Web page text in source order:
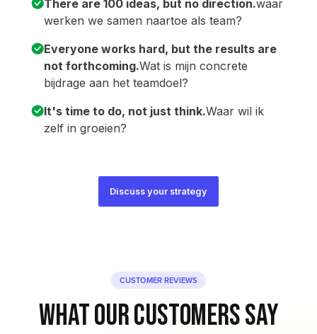
There are 100 ideas, but no direction.waar
werken we samen naartoe als team?
Everyone works hard, but the results are
not forthcoming.Wat is mijn concrete
bijdrage aan het teamdoel?
It's time to do, not just think.Waar wil ik
zelf in groeien?
Discuss your strategy
Ready to set strategy in motion?
Together, let's see where it hurts, where it sometimes collides
CUSTOMER REVIEWS
What our customers say